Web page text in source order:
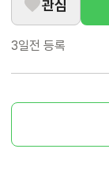
관심
3일전 등록